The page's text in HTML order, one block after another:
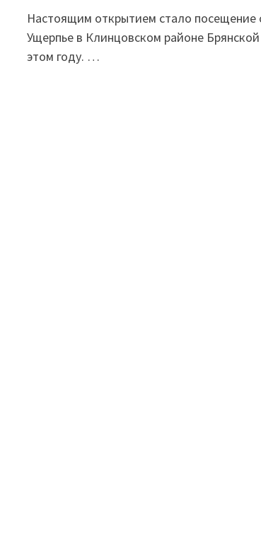
Настоящим открытием стало посещение
Ущерпье в Клинцовском районе
этом году. …